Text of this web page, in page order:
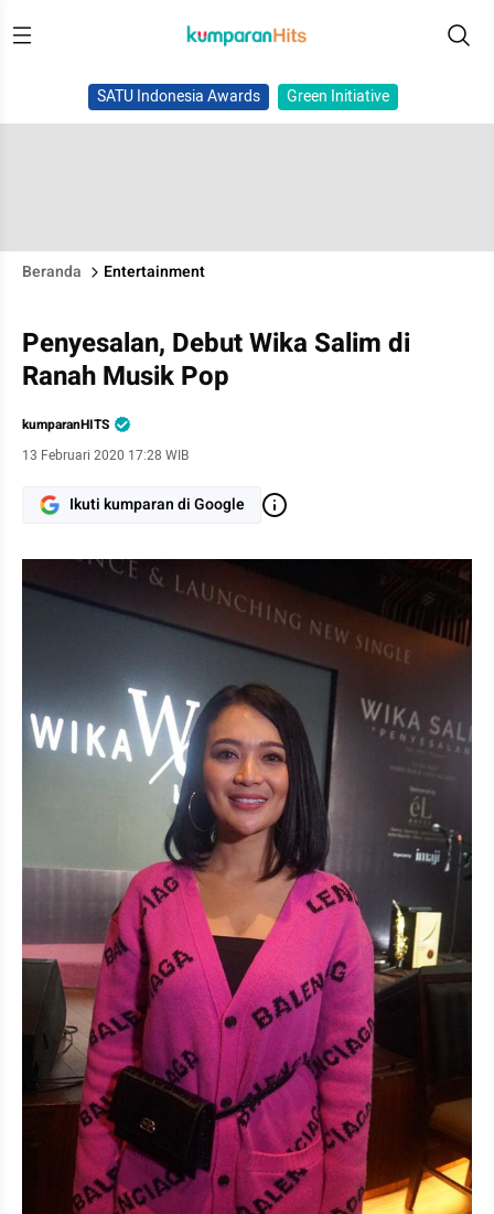
SATU Indonesia Awards Green Initiative
Beranda Entertainment
Penyesalan, Debut Wika Salim di
Ranah Musik Pop
kumparanHITS
13 Februari 2020 17:28 WIB
Ikuti kumparan di Google